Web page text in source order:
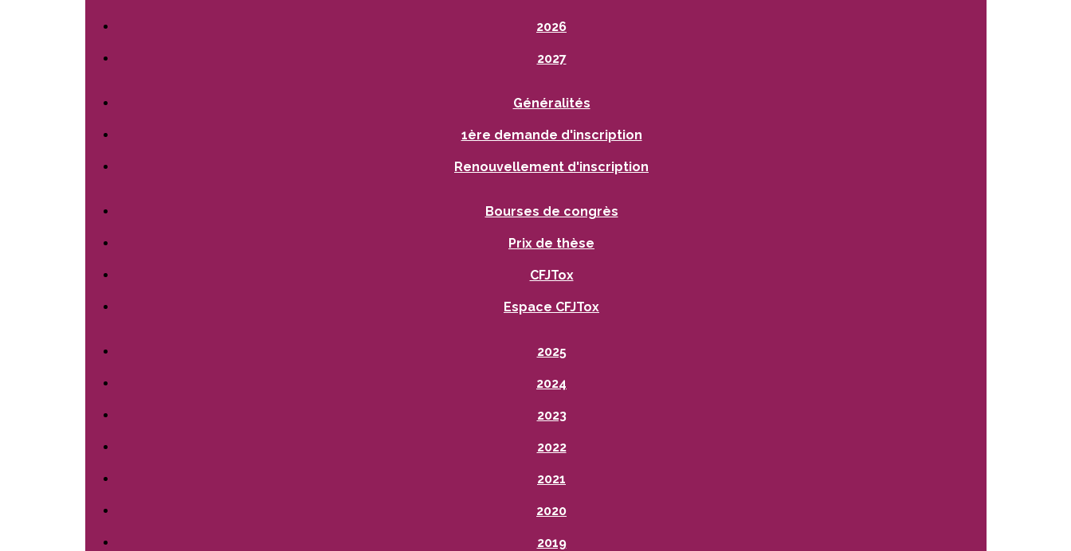
2026
2027
Généralités
1ère demande d'inscription
Renouvellement d'inscription
Bourses de congrès
Prix de thèse
CFJTox
Espace CFJTox
2025
2024
2023
2022
2021
2020
2019